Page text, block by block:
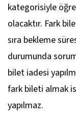
kategorisiyle
olacaktır. Fark
sıra bekleme
durumunda
bilet iadesi
fark bileti almak
yapılmaz.